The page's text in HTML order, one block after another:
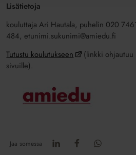
Lisätietoja
kouluttaja Ari Hautala, puhelin 020
484, etunimi.sukunimi@amiedu.fi
Tutustu koulutukseen
(linkki ohjautuu
sivuille).
Jaa somessa